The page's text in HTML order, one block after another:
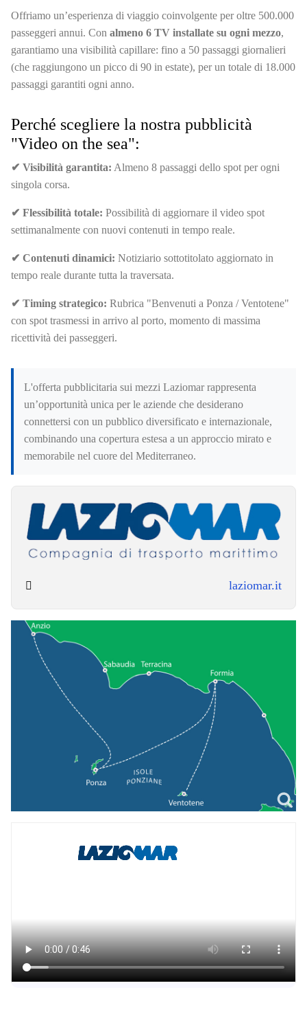
Offriamo un’esperienza di viaggio coinvolgente per oltre 500.000
passeggeri annui. Con almeno 6 TV installate su ogni mezzo,
garantiamo una visibilità capillare: fino a 50 passaggi giornalieri
(che raggiungono un picco di 90 in estate), per un totale di 18.000
passaggi garantiti ogni anno.
Perché scegliere la nostra pubblicità
"Video on the sea":
✔ Visibilità garantita: Almeno 8 passaggi dello spot per ogni
singola corsa.
✔ Flessibilità totale: Possibilità di aggiornare il video spot
settimanalmente con nuovi contenuti in tempo reale.
✔ Contenuti dinamici: Notiziario sottotitolato aggiornato in
tempo reale durante tutta la traversata.
✔ Timing strategico: Rubrica "Benvenuti a Ponza / Ventotene"
con spot trasmessi in arrivo al porto, momento di massima
ricettività dei passeggeri.
L'offerta pubblicitaria sui mezzi Laziomar rappresenta
un’opportunità unica per le aziende che desiderano
connettersi con un pubblico diversificato e internazionale,
combinando una copertura estesa a un approccio mirato e
memorabile nel cuore del Mediterraneo.
laziomar.it